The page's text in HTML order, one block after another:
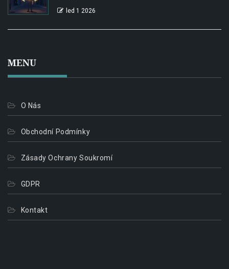
led 1 2026
MENU
O Nás
Obchodní Podmínky
Zásady Ochrany Soukromí
GDPR
Kontakt